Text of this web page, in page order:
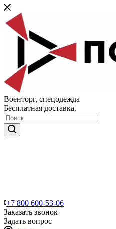
Военторг, спецодежда
Бесплатная доставка.
+7 800 600-53-06
Заказать звонок
Задать вопрос